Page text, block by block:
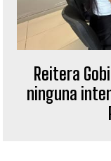
Reitera
ninguna